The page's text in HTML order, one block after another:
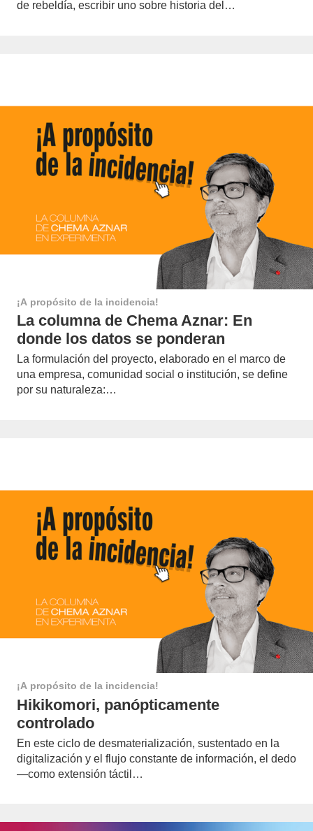
de rebeldía, escribir uno sobre historia del…
¡A propósito de la incidencia!
La columna de Chema Aznar: En
donde los datos se ponderan
La formulación del proyecto, elaborado en el marco de
una empresa, comunidad social o institución, se define
por su naturaleza:…
¡A propósito de la incidencia!
Hikikomori, panópticamente
controlado
En este ciclo de desmaterialización, sustentado en la
digitalización y el flujo constante de información, el dedo
—como extensión táctil…